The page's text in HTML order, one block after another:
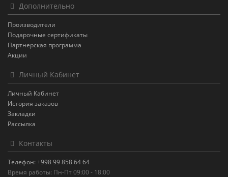
Дополнительно
Производители
Подарочные сертификаты
Партнерская программа
Акции
Личный Кабинет
Личный Кабинет
История заказов
Закладки
Рассылка
Контакты
Телефон: +998 99 858 64 64
Время работы: Пн-Пт 09:00 - 18:00